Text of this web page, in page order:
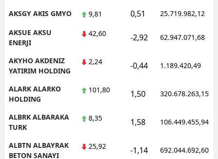
AKSGY AKIS GMYO 9,81 0,51 25.719.982,12
AKSUE AKSU
ENERJI
42,60 -2,92 62.947.071,68
AKYHO AKDENIZ
YATIRIM HOLDING
2,24 -0,44 1.189.420,49
ALARK ALARKO
HOLDING
101,80 1,50 320.678.263,15
ALBRK ALBARAKA
TURK
8,35 1,58 106.449.455,94
ALBTN ALBAYRAK
BETON SANAYI
25,92 -1,14 692.044.692,60